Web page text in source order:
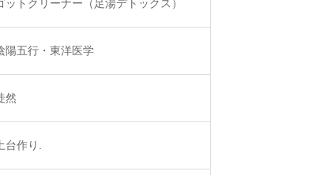
みのセルフケアレッスン（心と体の土台を作り元氣
ットクリーナー（足湯デトックス）
陽五行・東洋医学
然
台作り.